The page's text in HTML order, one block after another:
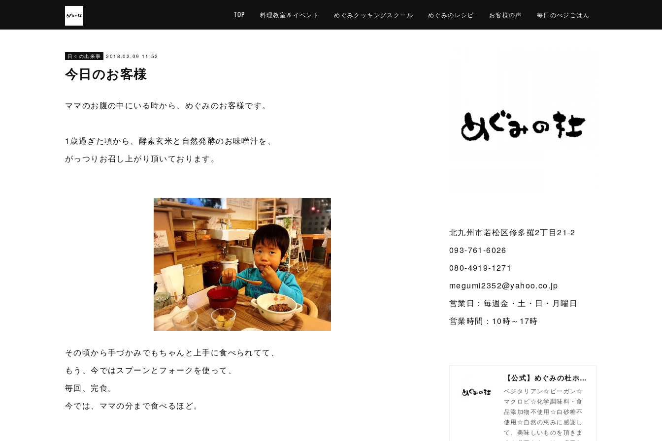
TOP 料理教室＆イベント めぐみクッキングスクール めぐみのレシピ お客様の声 毎日のべジごはん
日々の出来事 2018.02.09 11:52
今日のお客様
ママのお腹の中にいる時から、めぐみのお客様です。
1歳過ぎた頃から、酵素玄米と自然発酵のお味噌汁を、
がっつりお召し上がり頂いております。
その頃から手づかみでもちゃんと上手に食べられてて、
もう、今ではスプーンとフォークを使って、
毎回、完食。
今では、ママの分まで食べるほど。
北九州市若松区修多羅2丁目21-2
093-761-6026
080-4919-1271
megumi2352@yahoo.co.jp
営業日：毎週金・土・日・月曜日
営業時間：10時～17時
【公式】めぐみの杜ホームページ(旧自然食工房）
ベジタリアン☆ビーガン☆
マクロビ☆化学調味料・食
品添加物不使用☆白砂糖不
使用☆自然の恵みに感謝し
て、美味しいものを頂きま